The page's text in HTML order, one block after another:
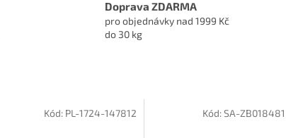
Doprava ZDARMA
pro objednávky nad 1999 Kč
do 30 kg
Kód: PL-1724-147812 Kód:SA-ZB018481